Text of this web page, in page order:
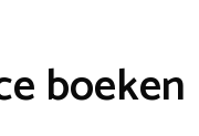
boeken